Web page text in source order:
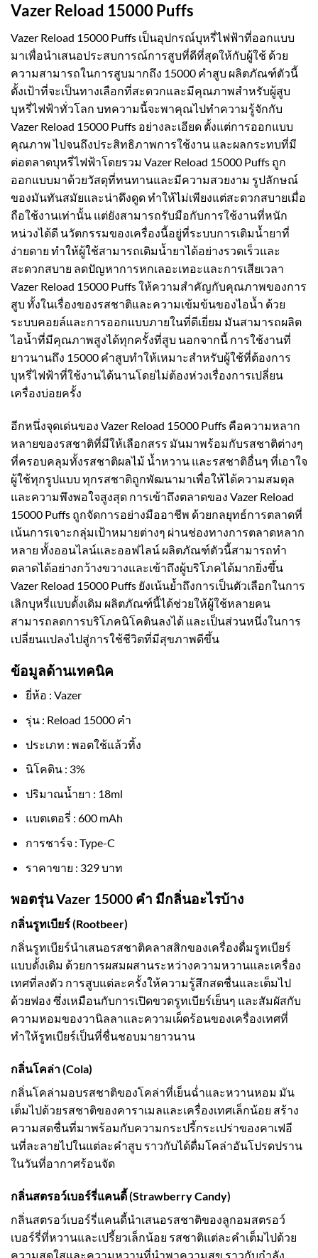
Vazer Reload 15000 Puffs
Vazer Reload 15000 Puffs เป็นอุปกรณ์บุหรี่ไฟฟ้าที่ออกแบบ
มาเพื่อนำเสนอประสบการณ์การสูบที่ดีที่สุดให้กับผู้ใช้ ด้วย
ความสามารถในการสูบมากถึง 15000 คำสูบ ผลิตภัณฑ์ตัวนี้
ตั้งเป้าที่จะเป็นทางเลือกที่สะดวกและมีคุณภาพสำหรับผู้สูบ
บุหรี่ไฟฟ้าทั่วโลก บทความนี้จะพาคุณไปทำความรู้จักกับ
Vazer Reload 15000 Puffs อย่างละเอียด ตั้งแต่การออกแบบ
คุณภาพ ไปจนถึงประสิทธิภาพการใช้งาน และผลกระทบที่มี
ต่อตลาดบุหรี่ไฟฟ้าโดยรวม Vazer Reload 15000 Puffs ถูก
ออกแบบมาด้วยวัสดุที่ทนทานและมีความสวยงาม รูปลักษณ์
ของมันทันสมัยและน่าดึงดูด ทำให้ไม่เพียงแต่สะดวกสบายเมื่อ
ถือใช้งานเท่านั้น แต่ยังสามารถรับมือกับการใช้งานที่หนัก
หน่วงได้ดี นวัตกรรมของเครื่องนี้อยู่ที่ระบบการเติมน้ำยาที่
ง่ายดาย ทำให้ผู้ใช้สามารถเติมน้ำยาได้อย่างรวดเร็วและ
สะดวกสบาย ลดปัญหาการหกเลอะเทอะและการเสียเวลา
Vazer Reload 15000 Puffs ให้ความสำคัญกับคุณภาพของการ
สูบ ทั้งในเรื่องของรสชาติและความเข้มข้นของไอน้ำ ด้วย
ระบบคอยล์และการออกแบบภายในที่ดีเยี่ยม มันสามารถผลิต
ไอน้ำที่มีคุณภาพสูงได้ทุกครั้งที่สูบ นอกจากนี้ การใช้งานที่
ยาวนานถึง 15000 คำสูบทำให้เหมาะสำหรับผู้ใช้ที่ต้องการ
บุหรี่ไฟฟ้าที่ใช้งานได้นานโดยไม่ต้องห่วงเรื่องการเปลี่ยน
เครื่องบ่อยครั้ง
อีกหนึ่งจุดเด่นของ Vazer Reload 15000 Puffs คือความหลาก
หลายของรสชาติที่มีให้เลือกสรร มันมาพร้อมกับรสชาติต่างๆ
ที่ครอบคลุมทั้งรสชาติผลไม้ น้ำหวาน และรสชาติอื่นๆ ที่เอาใจ
ผู้ใช้ทุกรูปแบบ ทุกรสชาติถูกพัฒนามาเพื่อให้ได้ความสมดุล
และความพึงพอใจสูงสุด การเข้าถึงตลาดของ Vazer Reload
15000 Puffs ถูกจัดการอย่างมืออาชีพ ด้วยกลยุทธ์การตลาดที่
เน้นการเจาะกลุ่มเป้าหมายต่างๆ ผ่านช่องทางการตลาดหลาก
หลาย ทั้งออนไลน์และออฟไลน์ ผลิตภัณฑ์ตัวนี้สามารถทำ
ตลาดได้อย่างกว้างขวางและเข้าถึงผู้บริโภคได้มากยิ่งขึ้น
Vazer Reload 15000 Puffs ยังเน้นย้ำถึงการเป็นตัวเลือกในการ
เลิกบุหรี่แบบดั้งเดิม ผลิตภัณฑ์นี้ได้ช่วยให้ผู้ใช้หลายคน
สามารถลดการบริโภคนิโคตินลงได้ และเป็นส่วนหนึ่งในการ
เปลี่ยนแปลงไปสู่การใช้ชีวิตที่มีสุขภาพดีขึ้น
ข้อมูลด้านเทคนิค
ยี่ห้อ : Vazer
รุ่น : Reload 15000 คำ
ประเภท : พอตใช้แล้วทิ้ง
นิโคติน : 3%
ปริมาณน้ำยา : 18ml
แบตเตอรี่ : 600 mAh
การชาร์จ : Type-C
ราคาขาย : 329 บาท
พอตรุ่น Vazer 15000 คำ มีกลิ่นอะไรบ้าง
กลิ่นรูทเบียร์ (Rootbeer)
กลิ่นรูทเบียร์นำเสนอรสชาติคลาสสิกของเครื่องดื่มรูทเบียร์
แบบดั้งเดิม ด้วยการผสมผสานระหว่างความหวานและเครื่อง
เทศที่ลงตัว การสูบแต่ละครั้งให้ความรู้สึกสดชื่นและเต็มไป
ด้วยฟอง ซึ่งเหมือนกับการเปิดขวดรูทเบียร์เย็นๆ และสัมผัสกับ
ความหอมของวานิลลาและความเผ็ดร้อนของเครื่องเทศที่
ทำให้รูทเบียร์เป็นที่ชื่นชอบมายาวนาน
กลิ่นโคล่า (Cola)
กลิ่นโคล่ามอบรสชาติของโคล่าที่เย็นฉ่ำและหวานหอม มัน
เต็มไปด้วยรสชาติของคาราเมลและเครื่องเทศเล็กน้อย สร้าง
ความสดชื่นที่มาพร้อมกับความกระปรี้กระเปร่าของคาเฟอี
นที่ละลายไปในแต่ละคำสูบ ราวกับได้ดื่มโคล่าอันโปรดปราน
ในวันที่อากาศร้อนจัด
กลิ่นสตรอว์เบอร์รี่แคนดี้ (Strawberry Candy)
กลิ่นสตรอว์เบอร์รี่แคนดี้นำเสนอรสชาติของลูกอมสตรอว์
เบอร์รี่ที่หวานและเปรี้ยวเล็กน้อย รสชาติแต่ละคำเต็มไปด้วย
ความสดใสและความหวานที่นำพาความสุข ราวกับกำลัง